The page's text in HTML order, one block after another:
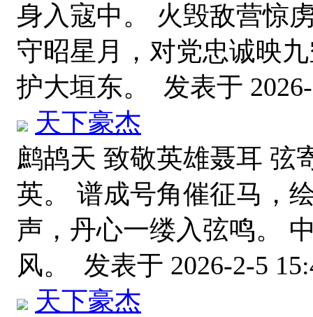
身入寇中。 火毁敌营惊
守昭星月，对党忠诚映
护大垣东。 发表于
天下豪杰
鹧鸪天 致敬英雄聂耳 弦
英。 谱成号角催征马，
声，丹心一缕入弦鸣。
风。 发表于 2026-2-5
天下豪杰